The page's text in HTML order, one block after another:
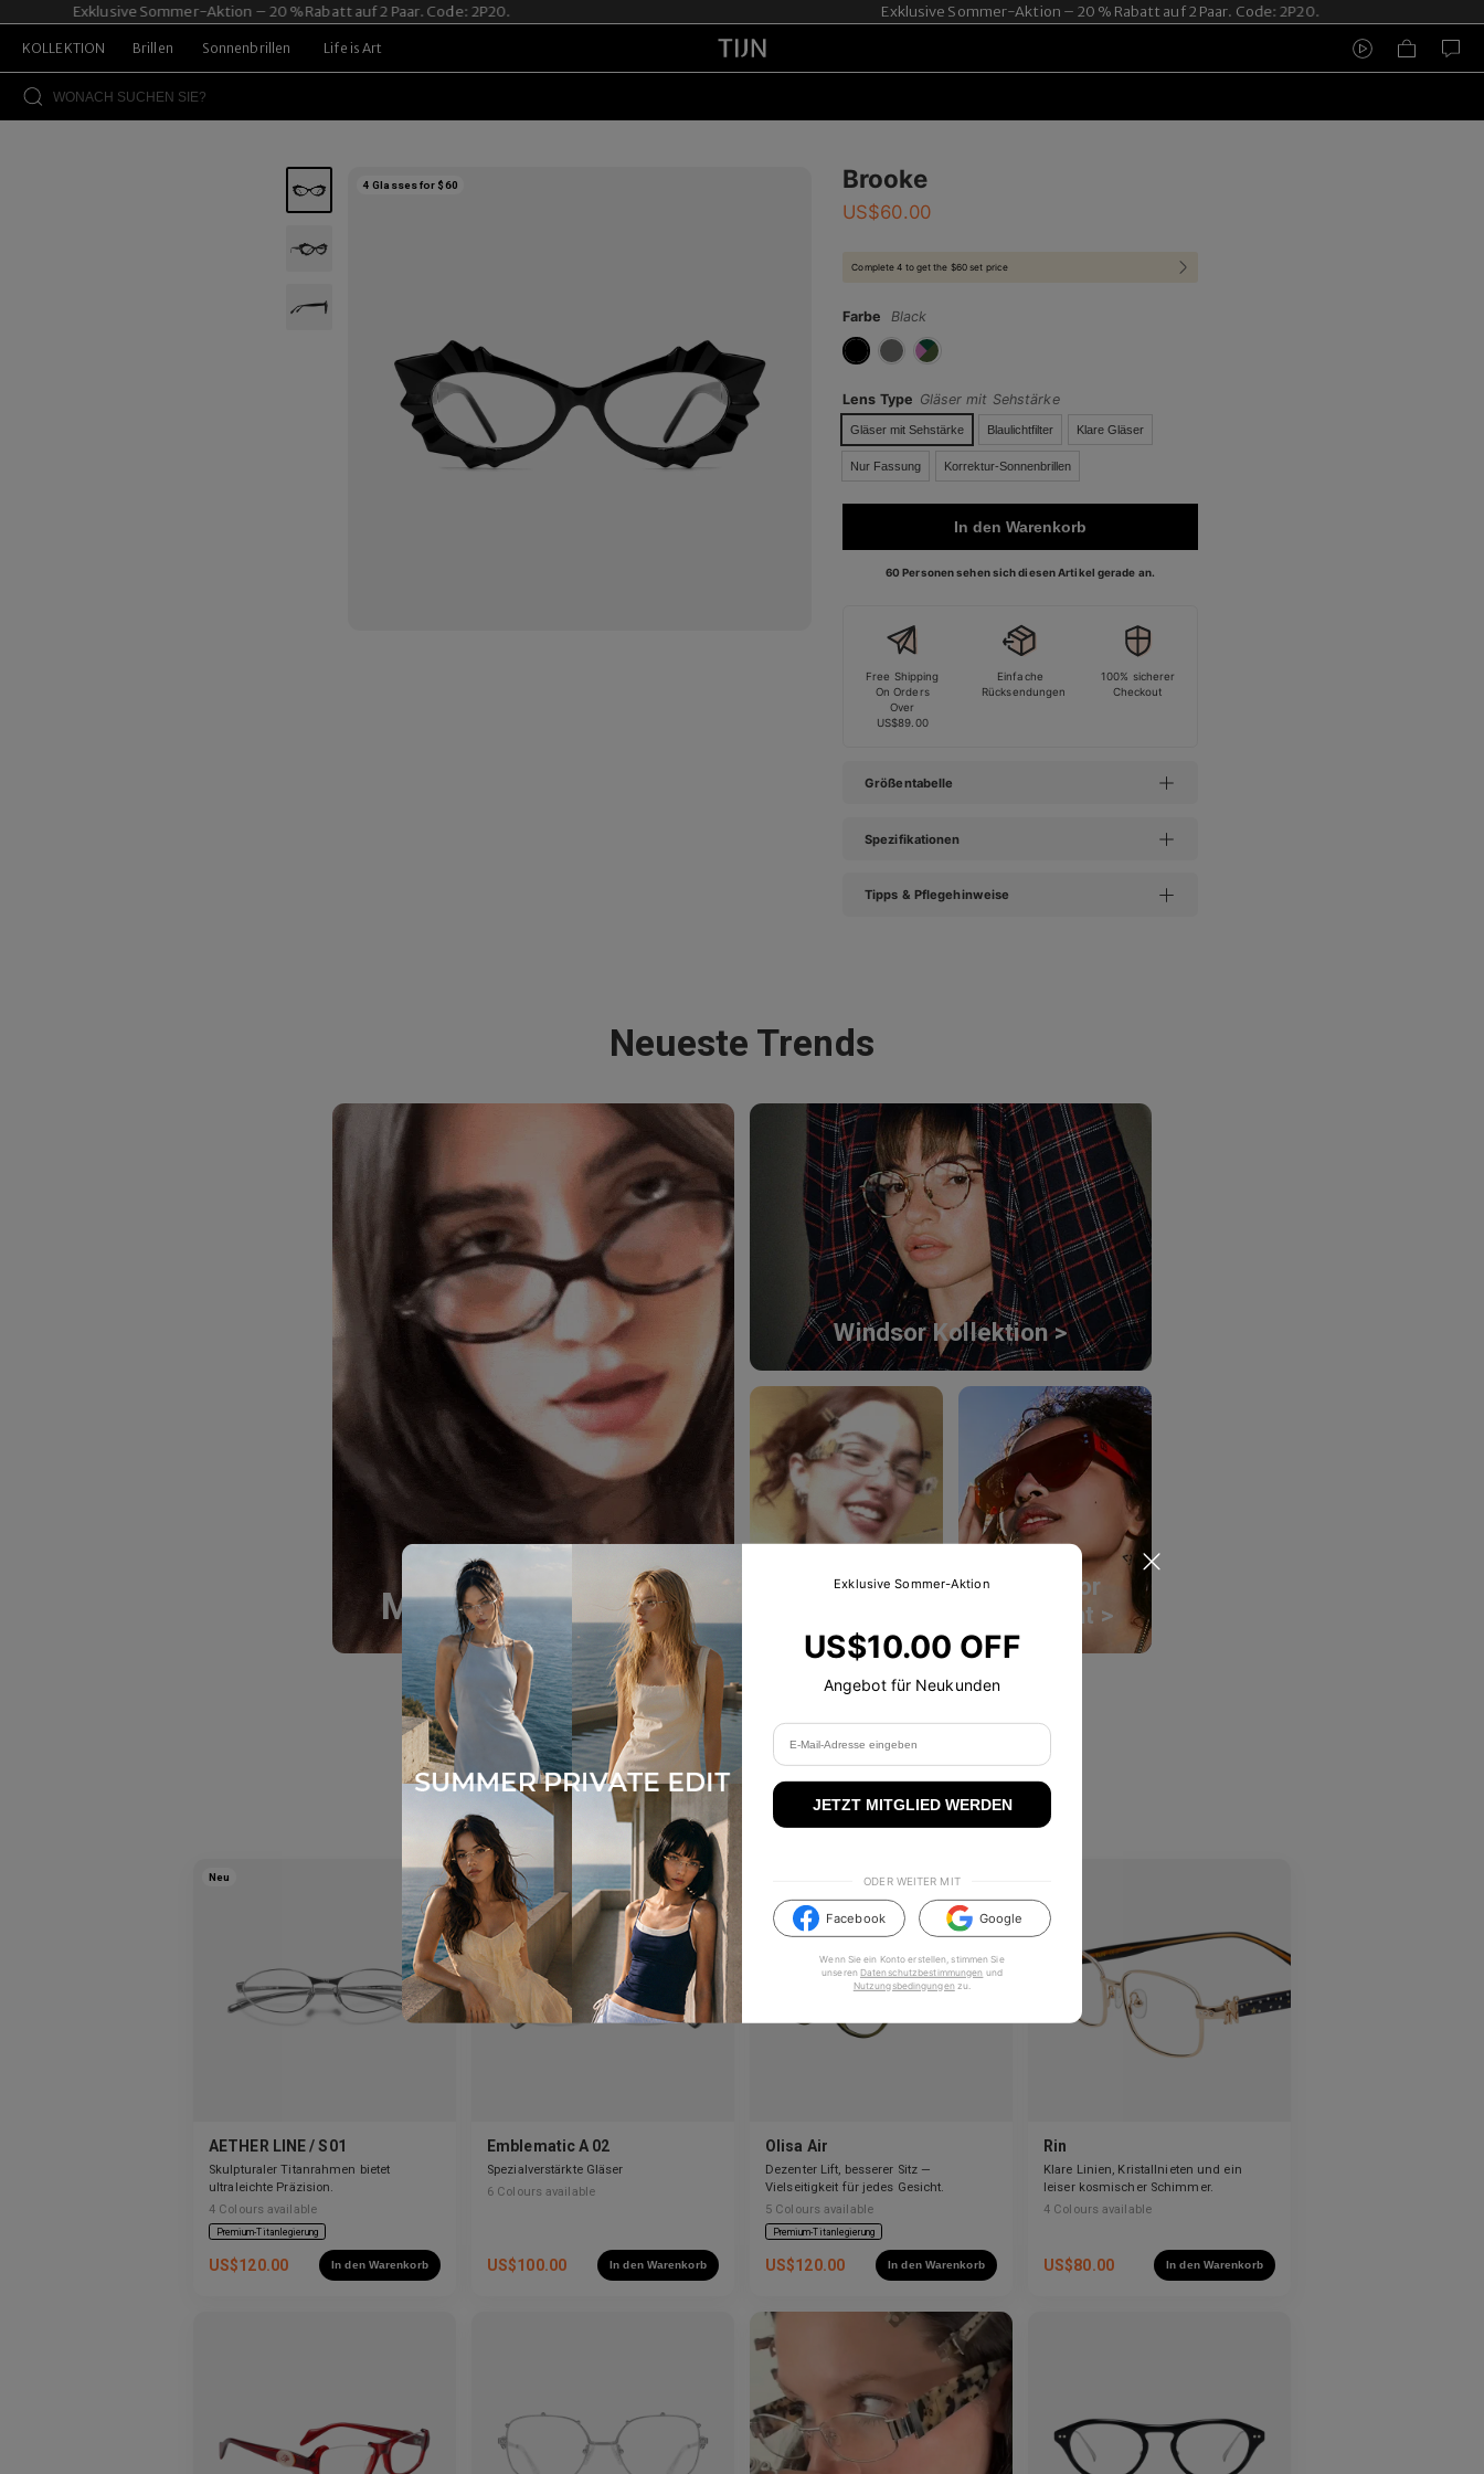
Exklusive Sommer-Aktion – 20 % Rabatt auf 2 Paar. Code: 2P20. Exklusive Sommer-Aktion – 20 % Rabatt auf 2 Paar. Code: 2P20.
KOLLEKTION Brillen Sonnenbrillen Life is Art
4 Glasses for $60 Brooke
US$60.00
Complete 4 to get the $60 set price
Farbe Black
Lens Type Gläser mit Sehstärke
Gläser mit Sehstärke Blaulichtfilter Klare Gläser
Nur Fassung Korrektur-Sonnenbrillen
In den Warenkorb
60 Personen sehen sich diesen Artikel gerade an.
Free Shipping
On Orders
Over
US$89.00
Einfache
Rücksendungen
100% sicherer
Checkout
Größentabelle
Spezifikationen
Tipps & Pflegehinweise
Neueste Trends
Must-Have Olisa >
Windsor Kollektion >
Neu-in Talani
Outdoor
Garment >
Das könnte dir gefallen
Neu
AETHER LINE / S01
Skulpturaler Titanrahmen bietet
ultraleichte Präzision.
4 Colours available
Premium-Titanlegierung
US$120.00 In den Warenkorb
Neu
Emblematic A 02
Spezialverstärkte Gläser
6 Colours available
US$100.00 In den Warenkorb
Olisa Air
Dezenter Lift, besserer Sitz —
Vielseitigkeit für jedes Gesicht.
5 Colours available
Premium-Titanlegierung
US$120.00 In den Warenkorb
Rin
Klare Linien, Kristallnieten und ein
leiser kosmischer Schimmer.
4 Colours available
US$80.00 In den Warenkorb
Exklusive Sommer-Aktion
US$10.00 OFF
Angebot für Neukunden
JETZT MITGLIED WERDEN
ODER WEITER MIT
Facebook Google
Wenn Sie ein Konto erstellen, stimmen Sie
unseren Datenschutzbestimmungen und
Nutzungsbedingungen zu